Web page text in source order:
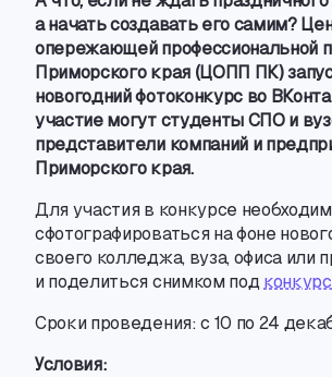
а начать создавать его самим?
опережающей профессиональной
Приморского края (ЦОПП ПК)
новогодний фотоконкурс во
участие могут студенты СПО и
представители компаний и
Приморского края.
Для участия в конкурсе
сфотографироваться на фоне
своего колледжа, вуза, офиса или
и поделиться снимком под
Сроки проведения: с 10 по 24
Условия: